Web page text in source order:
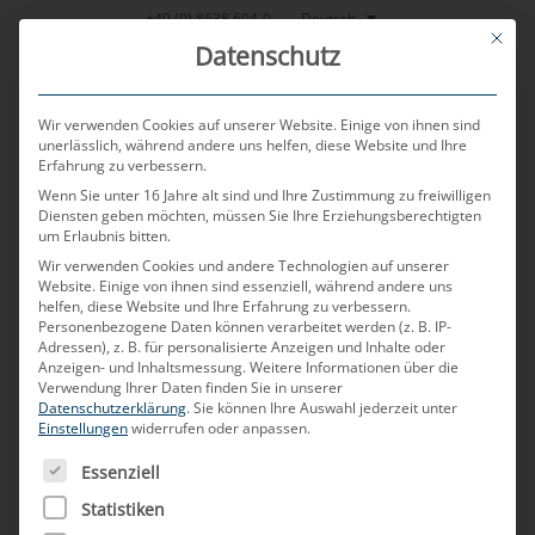
Zum
+49 (0) 8638 604-0 Deutsch
VERÖFFENTLICHT AM9. JANUAR 2025 VONKLAUS BRAMHOFER
Latenz
Was versteht man unter Latenz?
Empfangen eines Signals in einem Netzwerk
vergeht. Im Automobilbereich bezieht sich
This
Datenschutz
Wir verwenden Cookies auf unserer Website. Einige von ihnen sind
unerlässlich, während andere uns helfen, diese Website und Ihre
Erfahrung zu verbessern.
Wenn Sie unter 16 Jahre alt sind und Ihre Zustimmung zu freiwilligen
Diensten geben möchten, müssen Sie Ihre Erziehungsberechtigten
um Erlaubnis bitten.
Wir verwenden Cookies und andere Technologien auf unserer
Website. Einige von ihnen sind essenziell, während andere uns
helfen, diese Website und Ihre Erfahrung zu verbessern.
Personenbezogene Daten können verarbeitet werden (z. B. IP-
Adressen), z. B. für personalisierte Anzeigen und Inhalte oder
Anzeigen- und Inhaltsmessung.Weitere Informationen über die
Verwendung Ihrer Daten finden Sie in unserer
Datenschutzerklärung.Sie können Ihre Auswahl jederzeit unter
Einstellungenwiderrufen oder anpassen.
ES FOLGT EINE LISTE DER SERVICE-GRUPPEN, FÜR
Essenziell
Statistiken